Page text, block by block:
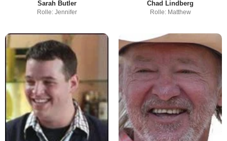
Sarah Butler
Rolle: Jennifer
Chad Lindberg
Rolle: Matthew